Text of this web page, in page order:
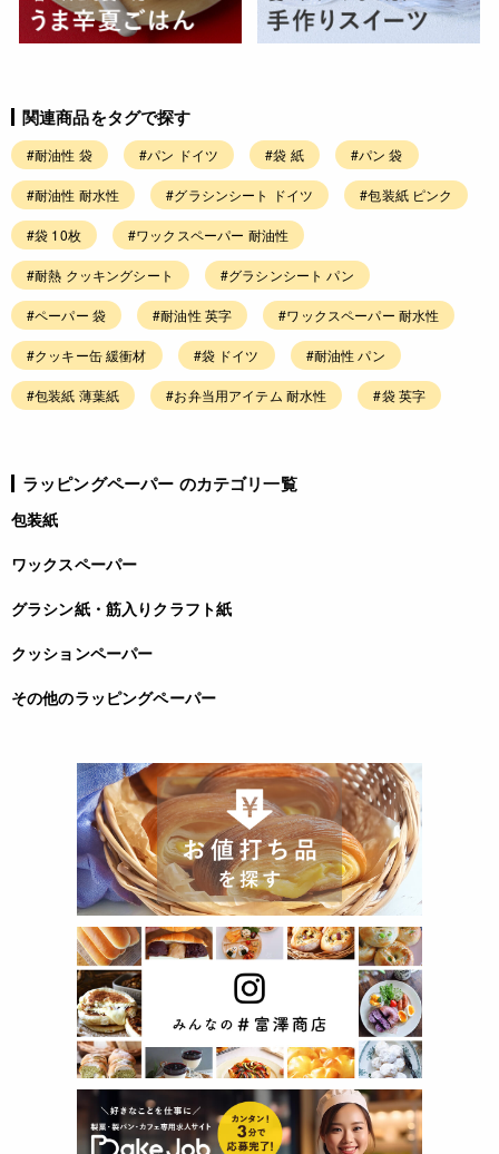
関連商品をタグで探す
#耐油性 袋 #パン ドイツ #袋 紙 #パン 袋
#耐油性 耐水性 #グラシンシート ドイツ #包装紙 ピンク
#袋 10枚 #ワックスペーパー 耐油性
#耐熱 クッキングシート #グラシンシート パン
#ペーパー 袋 #耐油性 英字 #ワックスペーパー 耐水性
#クッキー缶 緩衝材 #袋 ドイツ #耐油性 パン
#包装紙 薄葉紙 #お弁当用アイテム 耐水性 #袋 英字
ラッピングペーパー のカテゴリ一覧
包装紙
ワックスペーパー
グラシン紙・筋入りクラフト紙
クッションペーパー
その他のラッピングペーパー